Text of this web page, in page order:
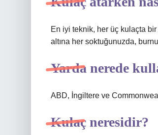
En iyi teknik, her üç kulaçta bir
altına her soktuğunuzda,
Yarda nerede
ABD, İngiltere ve
Kulaç neresidir?